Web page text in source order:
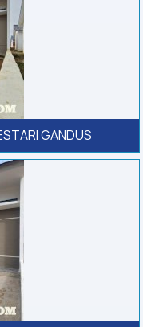
GANDUS